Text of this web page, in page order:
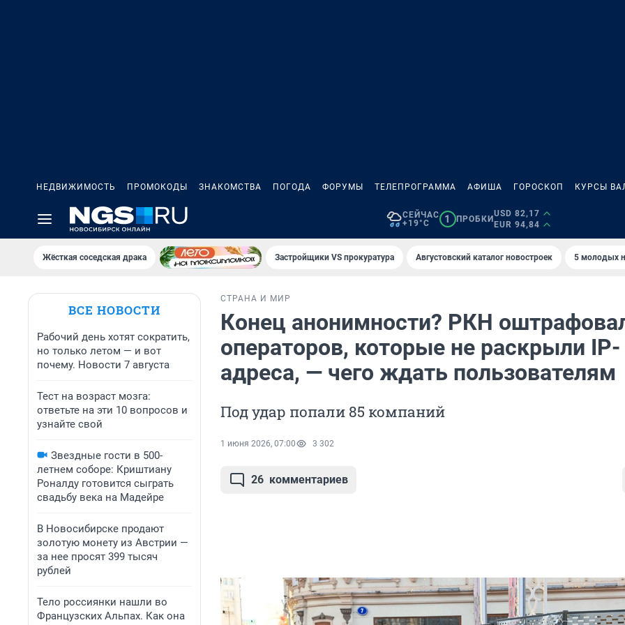
НЕДВИЖИМОСТЬ ПРОМОКОДЫ ЗНАКОМСТВА ПОГОДА ФОРУМЫ ТЕЛЕПРОГРАММА АФИША ГОРОСКОП КУРСЫ
СЕЙЧАС
+19°C
1 ПРОБКИ
USD 82,17
EUR 94,84
Жёсткая соседская драка Застройщики VS прокуратура Августовский каталог новостроек 5 молодых
ВСЕ НОВОСТИ
Рабочий день хотят сократить,
но только летом — и вот
почему. Новости 7 августа
Тест на возраст мозга:
ответьте на эти 10 вопросов и
узнайте свой
Звездные гости в 500-
летнем соборе: Криштиану
Роналду готовится сыграть
свадьбу века на Мадейре
В Новосибирске продают
золотую монету из Австрии —
за нее просят 399 тысяч
рублей
Тело россиянки нашли во
Французских Альпах. Как она
СТРАНА И МИР
Конец анонимности? РКН
операторов, которые не раскрыли IP-
адреса, — чего ждать пользователям
Под удар попали 85 компаний
1 июня 2026, 07:00 3 302
26 комментариев